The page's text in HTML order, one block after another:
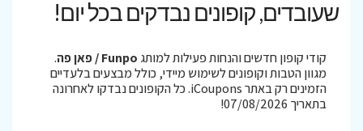
שעובדים, קופונים נבדקים בכל יום!
קודי קופון חדשים והנחות פעילות למותגFunpo / פאן פה
.
מגוון הטבות וקופונים לשימוש מיידי, כולל מבצעים בלעדיים
הזמינים רק באתר iCoupons. כל הקופונים נבדקו לאחרונה
בתאריך 07/08/2026!